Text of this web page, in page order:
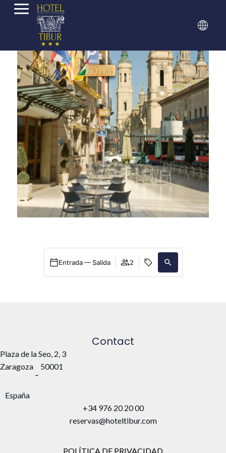
Entrada — Salida 2
Contact
Plaza de la Seo, 2, 3
Zaragoza
–
50001
España
+34 976 20 20 00
reservas@hoteltibur.com
POLÍTICA DE PRIVACIDAD